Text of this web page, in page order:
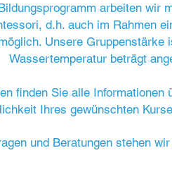
arbeiten wir
d.h. auch im Rahmen
Unsere
Wassertemperatur beträgt
finden Sie alle
Ihres gewünschten
und Beratungen stehen